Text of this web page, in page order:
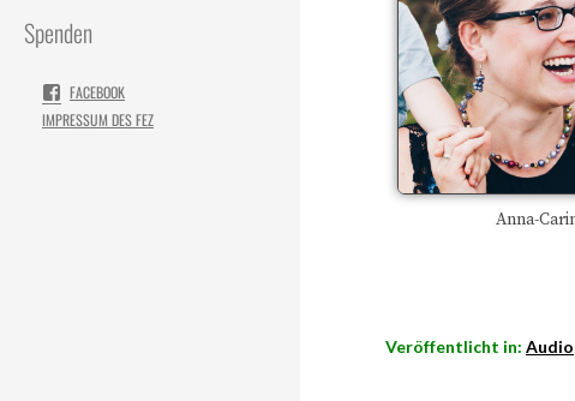
Spenden
FACEBOOK
IMPRESSUM DES FEZ
Anna-
Veröffentlicht in: Audio